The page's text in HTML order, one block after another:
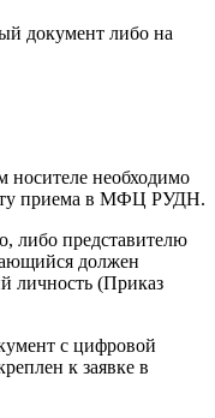
документ либо на
носителе необходимо
приема в МФЦ РУДН.
либо представителю
должен
личность (Приказ
с цифровой
к заявке в